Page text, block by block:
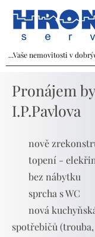
...Vaše nemovitosti v
Pronájem
I.P.Pavlova
nově
topení -
bez nábytku
sprcha s WC
nová
spotřebičů